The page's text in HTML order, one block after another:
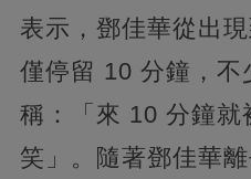
表示，鄧佳華從出
僅停留 10 分鐘，不
稱：「來 10 分鐘就
笑」。隨著鄧佳華